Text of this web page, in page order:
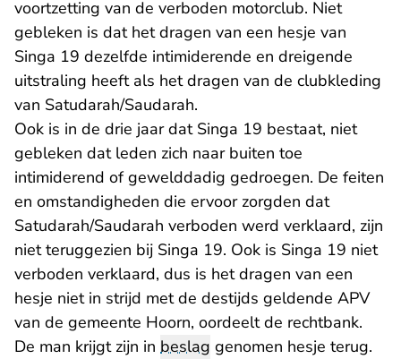
voortzetting van de verboden motorclub. Niet
gebleken is dat het dragen van een hesje van
Singa 19 dezelfde intimiderende en dreigende
uitstraling heeft als het dragen van de clubkleding
van Satudarah/Saudarah.
Ook is in de drie jaar dat Singa 19 bestaat, niet
gebleken dat leden zich naar buiten toe
intimiderend of gewelddadig gedroegen. De feiten
en omstandigheden die ervoor zorgden dat
Satudarah/Saudarah verboden werd verklaard, zijn
niet teruggezien bij Singa 19. Ook is Singa 19 niet
verboden verklaard, dus is het dragen van een
hesje niet in strijd met de destijds geldende APV
van de gemeente Hoorn, oordeelt de rechtbank.
De man krijgt zijn in beslag genomen hesje terug.